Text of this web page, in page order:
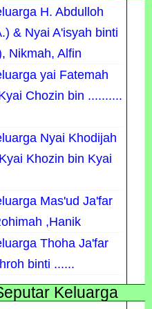
H. Abdulloh
& Nyai A'isyah binti
Nikmah, Alfin
yai Fatemah
Chozin bin ..........
Nyai Khodijah
Khozin bin Kyai
Mas'ud Ja'far
,Hanik
Thoha Ja'far
binti ......
Keluarga